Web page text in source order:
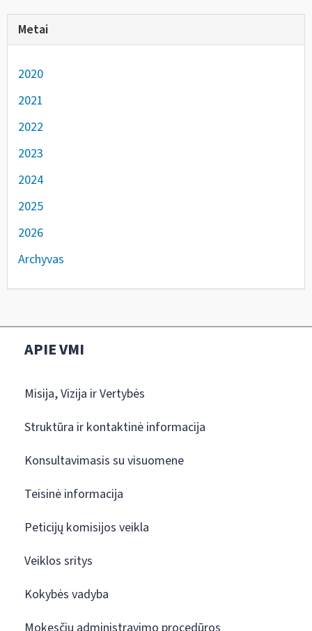
Metai
2020
2021
2022
2023
2024
2025
2026
Archyvas
APIE VMI
Misija, Vizija ir Vertybės
Struktūra ir kontaktinė informacija
Konsultavimasis su visuomene
Teisinė informacija
Peticijų komisijos veikla
Veiklos sritys
Kokybės vadyba